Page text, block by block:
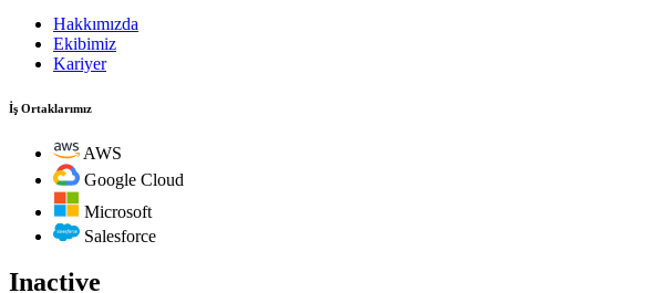
Hakkımızda
Ekibimiz
Kariyer
İş Ortaklarımız
AWS
Google Cloud
Microsoft
Salesforce
Inactive